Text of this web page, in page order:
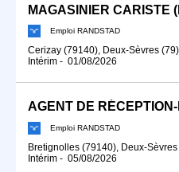
MAGASINIER CARISTE
Emploi RANDSTAD
Cerizay (79140), Deux-Sèvres
Intérim - 01/08/2026
AGENT DE
Emploi RANDSTAD
Bretignolles (79140), Deux-
Intérim - 05/08/2026